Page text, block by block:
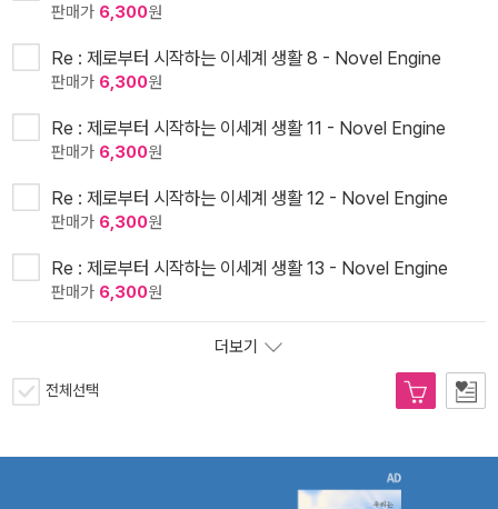
판매가 6,300원
Re : 제로부터 시작하는 이세계 생활 8 - Novel Engine
판매가 6,300원
Re : 제로부터 시작하는 이세계 생활 11 - Novel Engine
판매가 6,300원
Re : 제로부터 시작하는 이세계 생활 12 - Novel Engine
판매가 6,300원
Re : 제로부터 시작하는 이세계 생활 13 - Novel Engine
판매가 6,300원
더보기
전체선택